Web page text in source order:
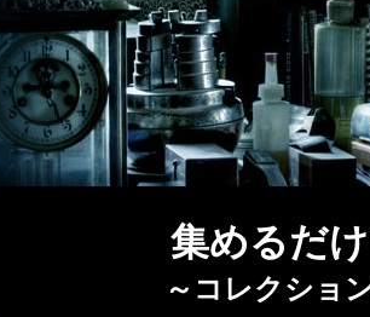
集めるだ
～コレクショ